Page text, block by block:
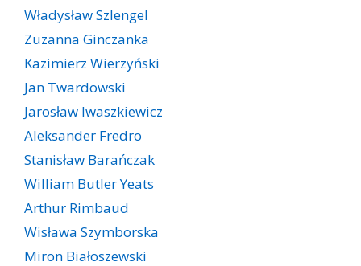
Władysław Szlengel
Zuzanna Ginczanka
Kazimierz Wierzyński
Jan Twardowski
Jarosław Iwaszkiewicz
Aleksander Fredro
Stanisław Barańczak
William Butler Yeats
Arthur Rimbaud
Wisława Szymborska
Miron Białoszewski